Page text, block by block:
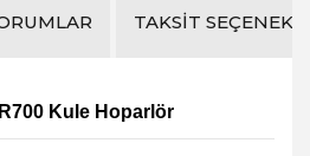
TAKSIT
Kule Hoparlör